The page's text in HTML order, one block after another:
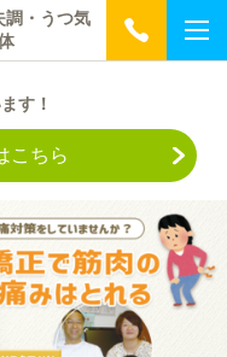
調・うつ気
す！
こちら